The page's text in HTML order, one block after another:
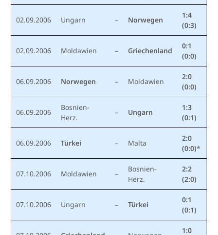
02.09.2006 Ungarn – Norwegen
1:4
(0:3)
02.09.2006 Moldawien – Griechenland
0:1
(0:0)
06.09.2006 Norwegen – Moldawien
2:0
(0:0)
06.09.2006
Bosnien-
Herz.
– Ungarn
1:3
(0:1)
06.09.2006 Türkei – Malta
2:0
(0:0)*
07.10.2006 Moldawien –
Bosnien-
Herz.
2:2
(2:0)
07.10.2006 Ungarn – Türkei
0:1
(0:1)
1:0